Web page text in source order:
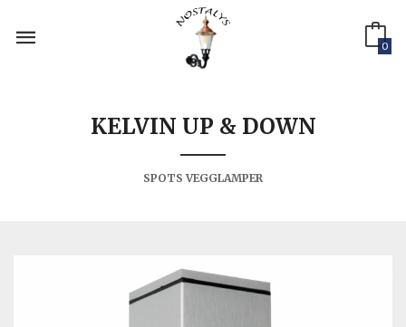
innholdet
0
KELVIN UP & DOWN
SPOTS VEGGLAMPER